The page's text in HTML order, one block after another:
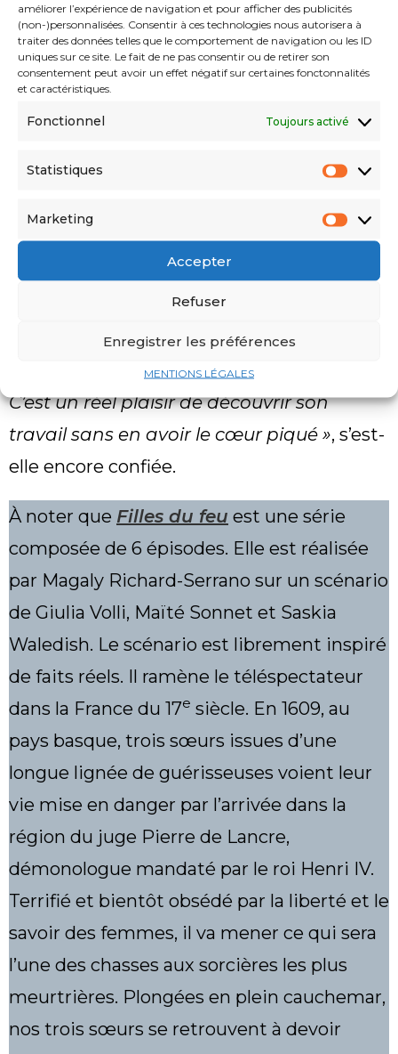
améliorer l’expérience de navigation et pour afficher des publicités
(non-)personnalisées. Consentir à ces technologies nous autorisera à
traiter des données telles que le comportement de navigation ou les ID
uniques sur ce site. Le fait de ne pas consentir ou de retirer son
consentement peut avoir un effet négatif sur certaines fonctonnalités
et caractéristiques.
Fonctionnel Toujours activé
Statistiques
Marketing
Accepter
Refuser
Enregistrer les préférences
MENTIONS LÉGALES
vrai que j’aimerai travailler avec des
artistes talentueux comme elle, en
espérant moi aussi, être à la hauteur ».
Dans le magazine
, elle a confié
de sa tante pendant des années, pour ne
pas être influencée.
« J’ai appris à me
protéger, cela a pu être difficile qu’on
m’identifie à elle, mais cela m’a aussi
permis de me forger. J’ai eu tout à
prouver. Depuis trois ans, je commence
seulement à regarder ses films récents.
C’est un réel plaisir de découvrir son
travail sans en avoir le cœur piqué », s’est-
elle encore confiée.
À noter que Filles du feu est une série
composée de 6 épisodes. Elle est réalisée
par Magaly Richard-Serrano sur un scénario
de Giulia Volli, Maïté Sonnet et Saskia
Waledish. Le scénario est librement inspiré
de faits réels. Il ramène le téléspectateur
dans la France du 17e siècle. En 1609, au
pays basque, trois sœurs issues d’une
longue lignée de guérisseuses voient leur
vie mise en danger par l’arrivée dans la
région du juge Pierre de Lancre,
démonologue mandaté par le roi Henri IV.
Terrifié et bientôt obsédé par la liberté et le
savoir des femmes, il va mener ce qui sera
l’une des chasses aux sorcières les plus
meurtrières. Plongées en plein cauchemar,
nos trois sœurs se retrouvent à devoir